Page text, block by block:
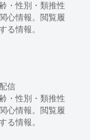
・性別・類推性
心情報。閲覧履
る情報。
信
・性別・類推性
心情報。閲覧履
る情報。